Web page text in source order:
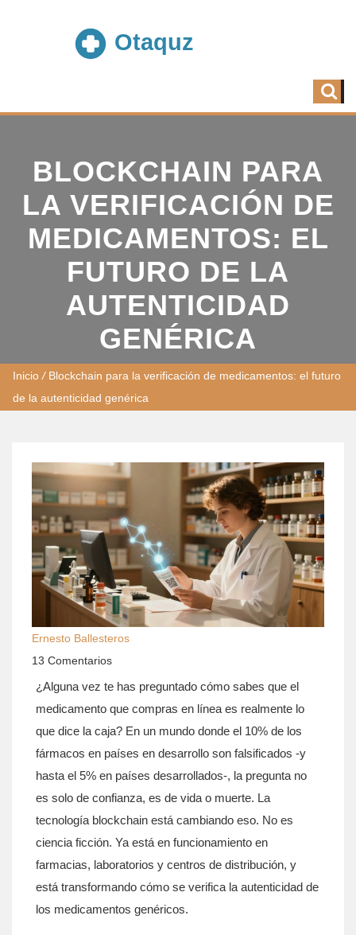
BLOCKCHAIN PARA
LA VERIFICACIÓN DE
MEDICAMENTOS: EL
FUTURO DE LA
AUTENTICIDAD
GENÉRICA
Inicio / Blockchain para la verificación de medicamentos: el futuro
de la autenticidad genérica
Ernesto Ballesteros
13 Comentarios
¿Alguna vez te has preguntado cómo sabes que el
medicamento que compras en línea es realmente lo
que dice la caja? En un mundo donde el 10% de los
fármacos en países en desarrollo son falsificados -y
hasta el 5% en países desarrollados-, la pregunta no
es solo de confianza, es de vida o muerte. La
tecnología blockchain está cambiando eso. No es
ciencia ficción. Ya está en funcionamiento en
farmacias, laboratorios y centros de distribución, y
está transformando cómo se verifica la autenticidad de
los medicamentos genéricos.